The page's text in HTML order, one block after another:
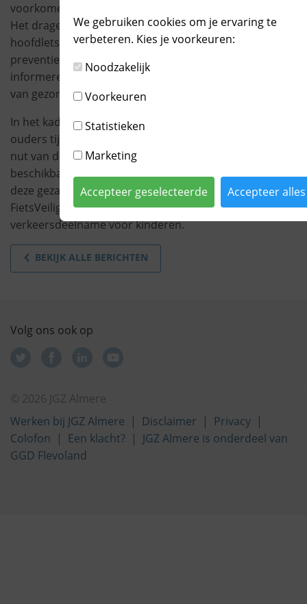
voorkomende oorzaken van letsel bij jonge kinderen.
Het dragen van een fietshelm kan het risico op ernstig
hoofdletsel aanzienlijk verkleinen. Vanuit haar
preventieve rol hecht JGZ Almere grote waarde aan het
informeren en ondersteunen van ouders bij het maken
van gezonde en veilige keuzes.
In het kader van deze samenwerking zal JGZ Almere
ouders tijdens contactmomenten informeren over het
nut van de fietshelm en aanvullende informatie
beschikbaar stellen via haar communicatiekanalen. Met
deze gezamenlijke inzet hopen JGZ Almere en
FietsVeiligNL bij te dragen aan een veiligere
verkeersdeelname voor kinderen.
BEKIJK ALLE BERICHTEN
Volg ons ook op
© 2026 JGZ Almere
Werken bij JGZ Almere
Disclaimer
Privacy
Colofon
Een klacht?
JGZ Almere is onderdeel van
GGD Flevoland
We gebruiken cookies om je ervaring te
verbeteren. Kies je voorkeuren:
Noodzakelijk
Voorkeuren
Statistieken
Marketing
Accepteer geselecteerde Accepteer alles